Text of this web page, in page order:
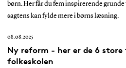
børn. Her får du fem inspirerende
sagtens kan fylde mere i børns læsning.
08.08.2025
Ny reform - her er de 6
folkeskolen